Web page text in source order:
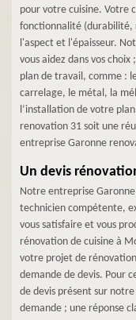
pour votre cuisine. Votre
fonctionnalité (durabilité,
l'aspect et l'épaisseur.
vous aidez dans vos
plan de travail, comme :
carrelage, le métal, la
l’installation de votre
renovation 31 soit une
entreprise Garonne
Un devis
Notre entreprise
technicien compétente,
vous satisfaire et vous
rénovation de cuisine à
votre projet de
demande de devis. Pour
de devis présent sur
demande ; une réponse